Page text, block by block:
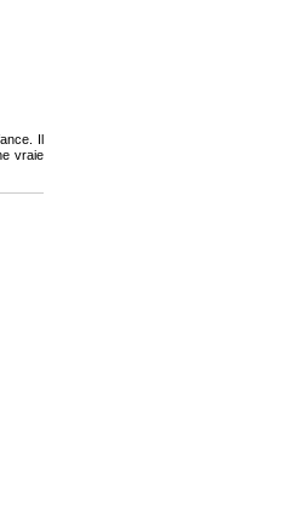
Il
vraie